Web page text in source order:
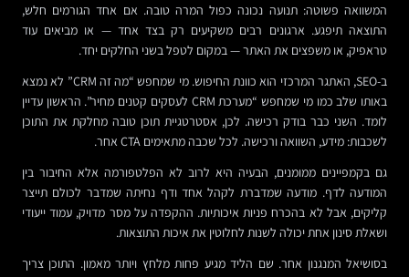
המשוואה פשוטה: תנועה נכונה כפול המרה טובה. אם אחד הגורמים חלש,
התוצאה תיפגע. ארגונים רבים משקיעים רק בצד אחד — או מביאים עוד
טראפיק, או משפצים את האתר — במקום לטפל בשני החלקים יחד.
ב-SEO, האתגר המרכזי הוא כוונת החיפוש. מי שמחפש “מה זה CRM” לא נמצא
באותו שלב כמו מי שמחפש “מערכת CRM לעסקים קטנים מחיר”. הראשון עדיין
לומד. השני כבר בודק רכישה. לכן, אסטרטגיית תוכן טובה מחלקת את התוכן
לשכבות: מידע, השוואה ורכישה. לכל שכבה מתאימים CTA אחר.
גם בקמפיינים ממומנים, הבעיה היא לרוב לא הפלטפורמה אלא החיבור בין
המודעה לדף. מודעה שמדברת לקהל אחד ודף נחיתה שמדבר לכולם תייצר
קליקים, אבל לא בהכרח פניות איכותיות. ההקפדה על מסר מדויק, עמוד ייעודי
ושאלת סינון אחת יכולה לשנות לחלוטין את איכות התוצאות.
בסושיאל המנגנון אחר. שם הליד מגיע פחות מלחץ ויותר מאמון. התוכן צריך